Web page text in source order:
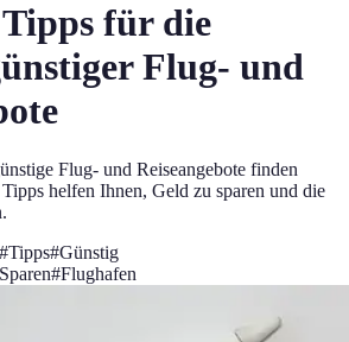
für die
Flug- und
Flug- und Reiseangebote finden
helfen Ihnen, Geld zu sparen und die
#Tipps#Günstig
Sparen#Flughafen